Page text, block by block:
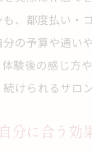
率が高いエス
もとにしたエ
較の最新トレン
較で後悔しない
、都度払い・
の予算や通い
験後の感じ方
けられるサロ
分に合う効